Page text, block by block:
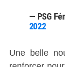
— PSG
2022
Une belle